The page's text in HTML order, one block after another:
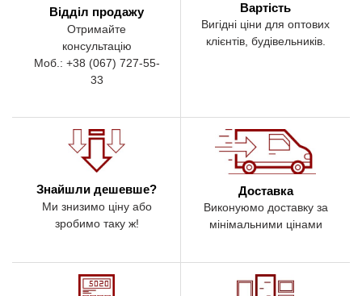
Відділ продажу
Отримайте
консультацію
Моб.: +38 (067) 727-55-
33
Вартість
Вигідні ціни для оптових
клієнтів, будівельників.
Знайшли дешевше?
Ми знизимо ціну або
зробимо таку ж!
Доставка
Виконуюмо доставку за
мінімальними цінами